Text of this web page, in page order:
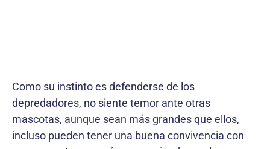
Como su instinto es defenderse de los
depredadores, no siente temor ante otras
mascotas, aunque sean más grandes que ellos,
incluso pueden tener una buena convivencia con